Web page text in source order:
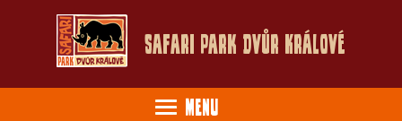
Safari Park Dvůr Králové
Menu